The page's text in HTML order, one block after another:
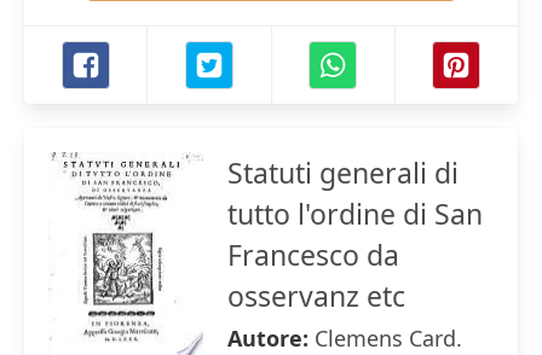
Statuti generali di
tutto l'ordine di San
Francesco da
osservanz etc
Autore: Clemens Card.